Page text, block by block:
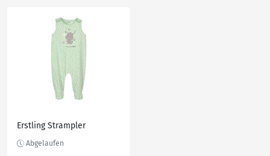
Erstling Strampler